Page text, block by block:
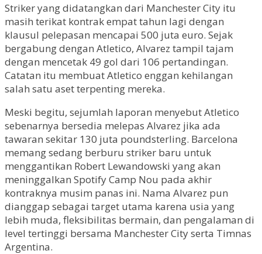
Striker yang didatangkan dari Manchester City itu
masih terikat kontrak empat tahun lagi dengan
klausul pelepasan mencapai 500 juta euro. Sejak
bergabung dengan Atletico, Alvarez tampil tajam
dengan mencetak 49 gol dari 106 pertandingan.
Catatan itu membuat Atletico enggan kehilangan
salah satu aset terpenting mereka.
Meski begitu, sejumlah laporan menyebut Atletico
sebenarnya bersedia melepas Alvarez jika ada
tawaran sekitar 130 juta poundsterling. Barcelona
memang sedang berburu striker baru untuk
menggantikan Robert Lewandowski yang akan
meninggalkan Spotify Camp Nou pada akhir
kontraknya musim panas ini. Nama Alvarez pun
dianggap sebagai target utama karena usia yang
lebih muda, fleksibilitas bermain, dan pengalaman di
level tertinggi bersama Manchester City serta Timnas
Argentina.